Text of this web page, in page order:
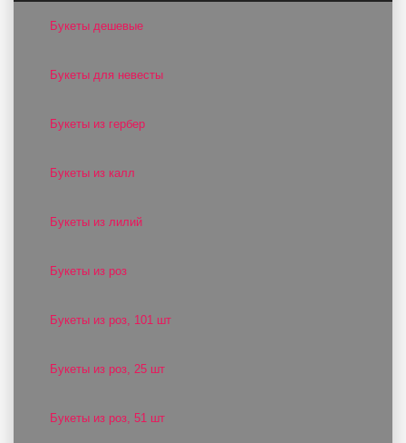
Букеты дешевые
Букеты для невесты
Букеты из гербер
Букеты из калл
Букеты из лилий
Букеты из роз
Букеты из роз, 101 шт
Букеты из роз, 25 шт
Букеты из роз, 51 шт